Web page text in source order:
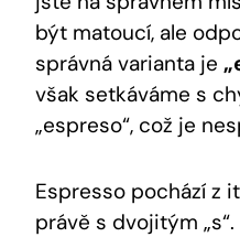
být matoucí, ale
správná varianta je
však setkáváme s
„espreso“, což je
Espresso pochází z
právě s dvojitým